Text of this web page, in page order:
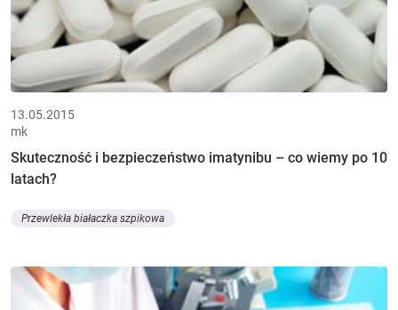
13.05.2015
mk
Skuteczność i bezpieczeństwo imatynibu – co wiemy po 10
latach?
Przewlekła białaczka szpikowa